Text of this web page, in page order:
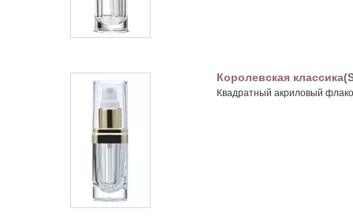
Королевская классика
Квадратный акриловый